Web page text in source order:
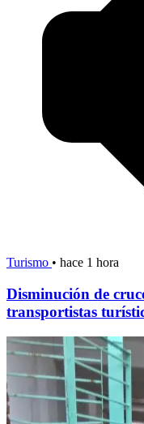
Turismo • hace 1 hora
Disminución de
transportistas